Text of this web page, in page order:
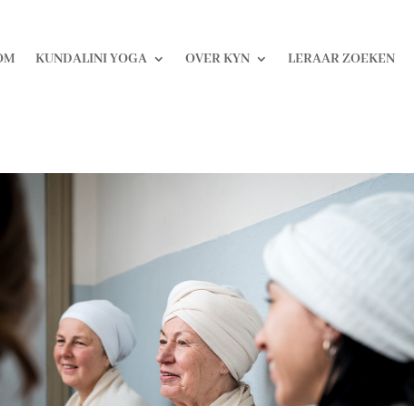
KUNDALINI YOGA OVER KYN LERAAR ZOEKEN